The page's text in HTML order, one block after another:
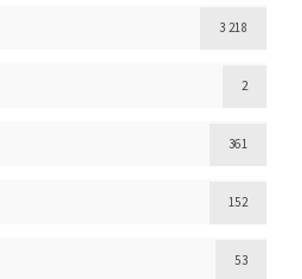
3 218
2
361
152
53